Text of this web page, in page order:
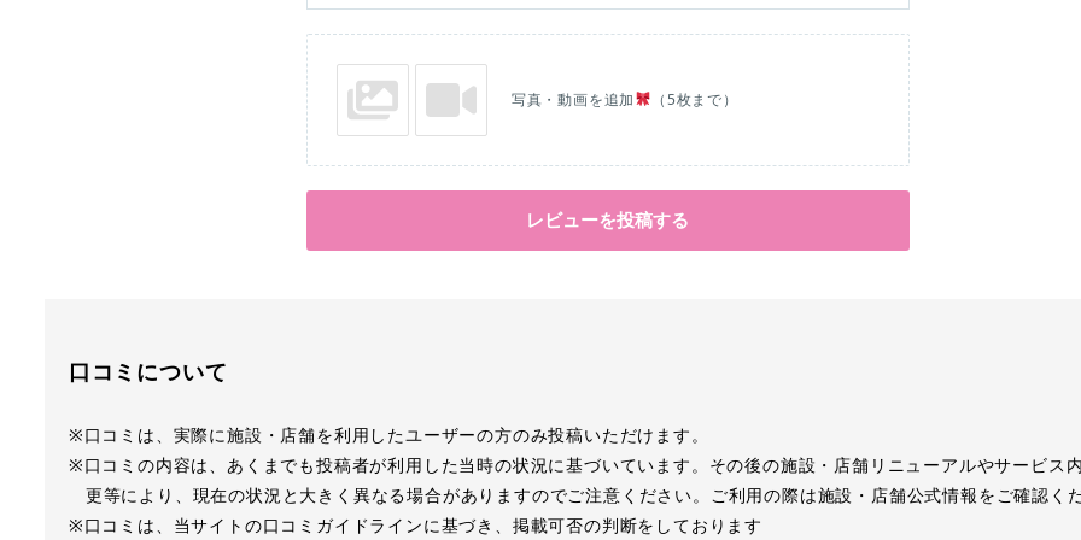
写真・動画を追加 （5枚まで）
レビューを投稿する
口コミについて
※口コミは、実際に施設・店舗を利用したユーザーの方のみ投稿いただけます。
※口コミの内容は、あくまでも投稿者が利用した当時の状況に基づいています。その後の施設・店舗リニューアルやサービス
更等により、現在の状況と大きく異なる場合がありますのでご注意ください。ご利用の際は施設・店舗公式情報をご確認くだ
※口コミは、当サイトの口コミガイドラインに基づき、掲載可否の判断をしております